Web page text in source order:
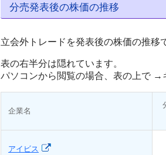
分売発表後の株価の推移
立会外トレードを発表後の株価の推移
表の右半分は隠れています。
パソコンから閲覧の場合、表の上で →
企業名
アイビス